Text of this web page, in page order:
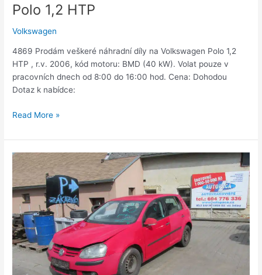
Polo 1,2 HTP
Volkswagen
4869 Prodám veškeré náhradní díly na Volkswagen Polo 1,2
HTP , r.v. 2006, kód motoru: BMD (40 kW). Volat pouze v
pracovních dnech od 8:00 do 16:00 hod. Cena: Dohodou
Dotaz k nabídce:
Read More »
Golf
V,
1,4
FSi